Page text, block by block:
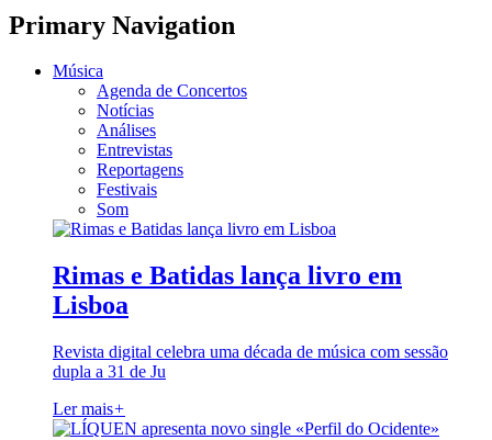
Primary Navigation
Música
Agenda de Concertos
Notícias
Análises
Entrevistas
Reportagens
Festivais
Som
Rimas e Batidas lança livro em
Lisboa
Revista digital celebra uma década de música com sessão
dupla a 31 de Ju
Ler mais+